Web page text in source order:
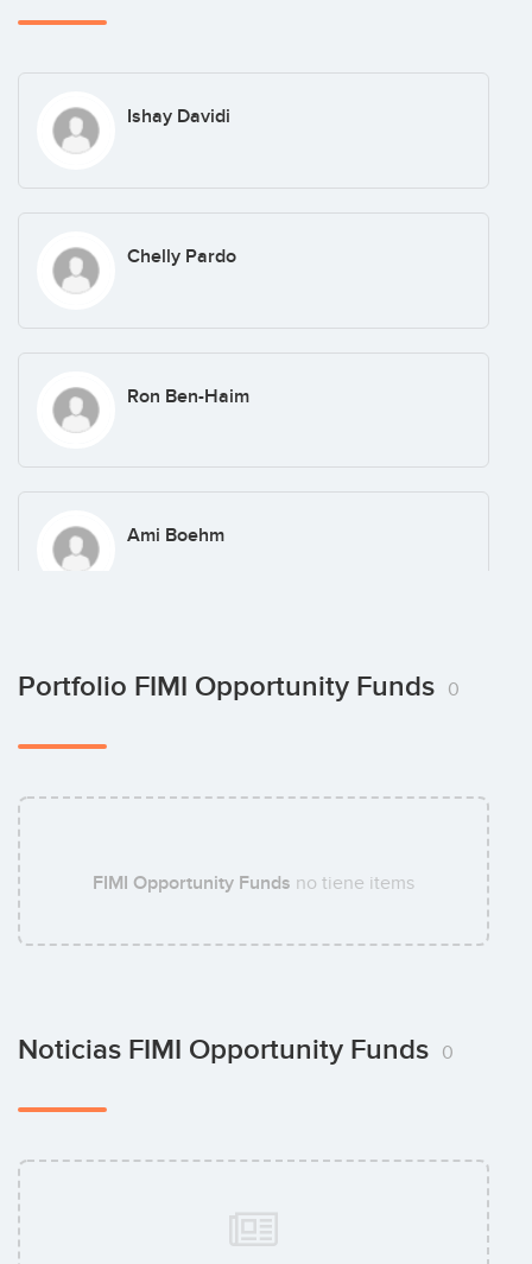
Ishay Davidi
Chelly Pardo
Ron Ben-Haim
Ami Boehm
Sam Vlodinger
Portfolio FIMI Opportunity Funds 0
FIMI Opportunity Funds no tiene items
Noticias FIMI Opportunity Funds 0